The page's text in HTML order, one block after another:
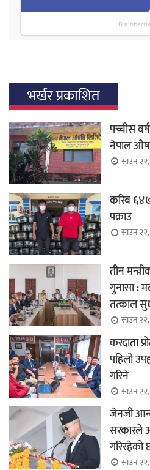
भर्खर प्रकाशित
पच्चीस
नेपाल
साउन
करिब
पक्राउ
साउन
तीन
गुनासा :
तत्काल
साउन
करदाता
पहिलो
गरिने
साउन
जेनजी
सरकारले
गरिरहेको
साउन